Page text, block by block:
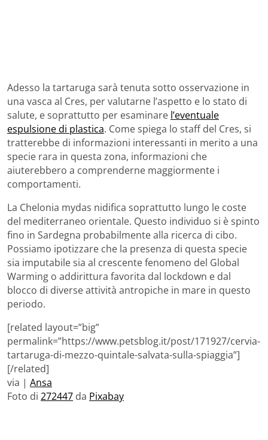
Adesso la tartaruga sarà tenuta sotto osservazione in
una vasca al Cres, per valutarne l’aspetto e lo stato di
salute, e soprattutto per esaminare l’eventuale
espulsione di plastica. Come spiega lo staff del Cres, si
tratterebbe di informazioni interessanti in merito a una
specie rara in questa zona, informazioni che
aiuterebbero a comprenderne maggiormente i
comportamenti.
La Chelonia mydas nidifica soprattutto lungo le coste
del mediterraneo orientale. Questo individuo si è spinto
fino in Sardegna probabilmente alla ricerca di cibo.
Possiamo ipotizzare che la presenza di questa specie
sia imputabile sia al crescente fenomeno del Global
Warming o addirittura favorita dal lockdown e dal
blocco di diverse attività antropiche in mare in questo
periodo.
[related layout=”big”
permalink=”https://www.petsblog.it/post/171927/cervia-
tartaruga-di-mezzo-quintale-salvata-sulla-spiaggia”]
[/related]
via | Ansa
Foto di 272447 da Pixabay